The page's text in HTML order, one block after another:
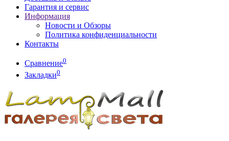
Гарантия и сервис
Информация
Новости и Обзоры
Политика конфиденциальности
Контакты
Сравнение0
Закладки0